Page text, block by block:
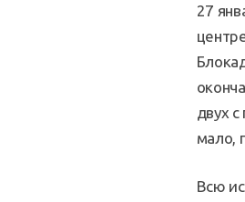
27
двух
мало,
Всю